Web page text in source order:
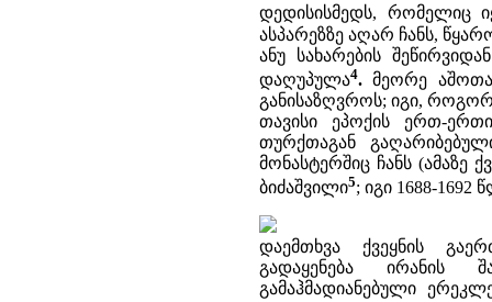
დედისისმედს, რომელიც
ასპარეზზე აღარ ჩანს,
ანუ სახარების
დაღუპულა4.მეორე
განისაზღვროს; იგი,
თავისი ეპოქის ერთ-
თურქთაგან
მონასტერშიც ჩანს (ამაზე
ბიძაშვილი5; იგი 1688-1692
დაემთხვა ქვეყნის
გადაყენება ირანის
გამაჰმადიანებული